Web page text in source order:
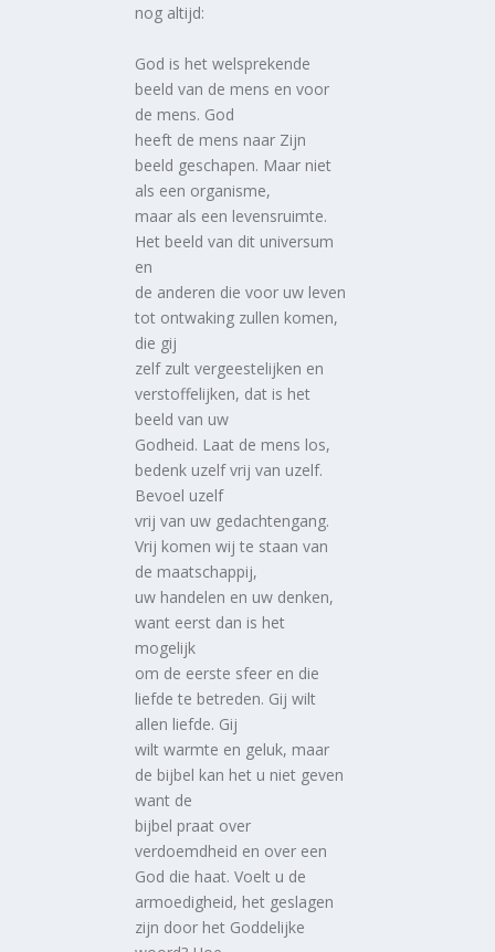
nog altijd:
God is het welsprekende
beeld van de mens en voor
de mens. God
heeft de mens naar Zijn
beeld geschapen. Maar niet
als een organisme,
maar als een levensruimte.
Het beeld van dit universum
en
de anderen die voor uw leven
tot ontwaking zullen komen,
die gij
zelf zult vergeestelijken en
verstoffelijken, dat is het
beeld van uw
Godheid. Laat de mens los,
bedenk uzelf vrij van uzelf.
Bevoel uzelf
vrij van uw gedachtengang.
Vrij komen wij te staan van
de maatschappij,
uw handelen en uw denken,
want eerst dan is het
mogelijk
om de eerste sfeer en die
liefde te betreden. Gij wilt
allen liefde. Gij
wilt warmte en geluk, maar
de bijbel kan het u niet geven
want de
bijbel praat over
verdoemdheid en over een
God die haat. Voelt u de
armoedigheid, het geslagen
zijn door het Goddelijke